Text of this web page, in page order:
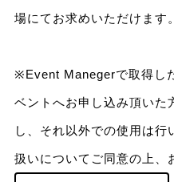
場にてお求めいただけます。
※Event Manegerで取得し
ベントへお申し込み頂いた
し、それ以外での使用は行
扱いについてご同意の上、